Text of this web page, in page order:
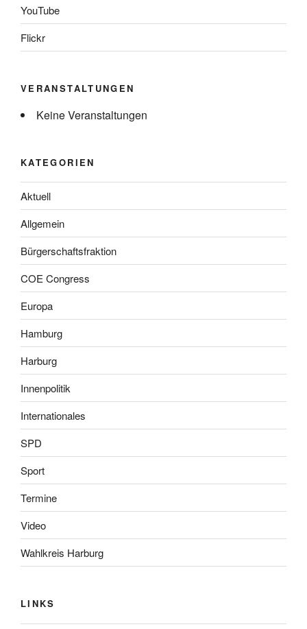
YouTube
Flickr
VERANSTALTUNGEN
Keine Veranstaltungen
KATEGORIEN
Aktuell
Allgemein
Bürgerschaftsfraktion
COE Congress
Europa
Hamburg
Harburg
Innenpolitik
Internationales
SPD
Sport
Termine
Video
Wahlkreis Harburg
LINKS